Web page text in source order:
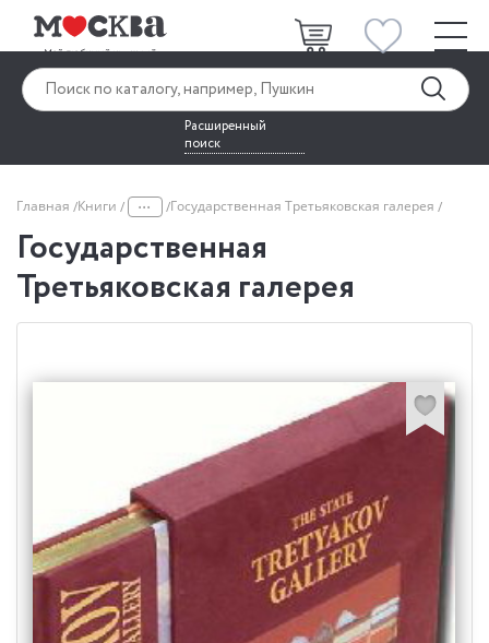
Расширенный
поиск
Главная Книги ... Государственная Третьяковская галерея
Государственная
Третьяковская галерея